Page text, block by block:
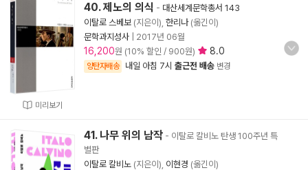
미리보기
40. 제노의 의식 - 대산세계문학총서 143
이탈로 스베보 (지은이), 한리나(옮긴이)
문학과지성사
2017년 06월
16,200원 (10% 할인 / 900원) 8.0
양탄자배송 내일 아침 7시 출근전 배송 변경
41. 나무 위의 남작 - 이탈로 칼비노 탄생 100주년 특
별판
이탈로 칼비노 (지은이), 이현경 (옮긴이)